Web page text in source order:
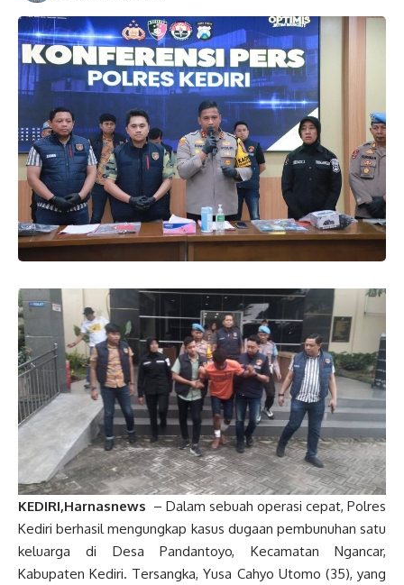
KEDIRI,Harnasnews – Dalam sebuah operasi cepat, Polres
Kediri berhasil mengungkap kasus dugaan pembunuhan satu
keluarga di Desa Pandantoyo, Kecamatan Ngancar,
Kabupaten Kediri. Tersangka, Yusa Cahyo Utomo (35), yang